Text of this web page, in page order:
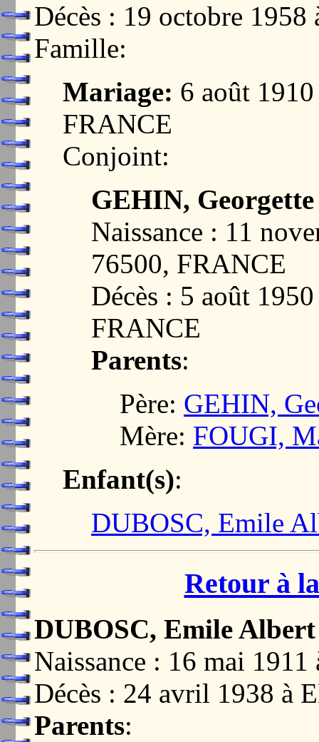
Décès : 19 octobre
Famille:
Mariage: 6 août
FRANCE
Conjoint:
GEHIN,
Naissance : 11
76500, FRANCE
Décès : 5 août
FRANCE
Parents:
Père: GEHIN,
Mère: FOUGI,
Enfant(s):
DUBOSC, Emile
Retour à
DUBOSC, Emile
Naissance : 16 mai
Décès : 24 avril 1938 à
Parents: